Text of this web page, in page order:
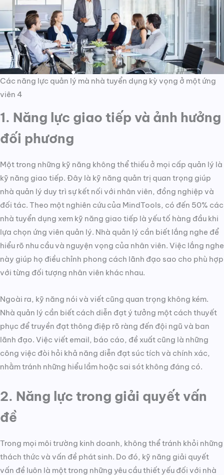
Các năng lực quản lý mà nhà tuyển dụng kỳ vọng ở một ứng
viên 4
1. Năng lực giao tiếp và ảnh hưởng
đối phương
Một trong những kỹ năng không thể thiếu ở mọi cấp quản lý là
kỹ năng giao tiếp. Đây là kỹ năng quản trị quan trọng giúp
nhà quản lý duy trì sự kết nối với nhân viên, đồng nghiệp và
đối tác. Theo một nghiên cứu của MindTools, có đến 50% các
nhà tuyển dụng xem kỹ năng giao tiếp là yếu tố hàng đầu khi
lựa chọn ứng viên quản lý. Nhà quản lý cần biết lắng nghe để
hiểu rõ nhu cầu và nguyện vọng của nhân viên. Việc lắng nghe
này giúp họ điều chỉnh phong cách lãnh đạo sao cho phù hợp
với từng đối tượng nhân viên khác nhau.
Ngoài ra, kỹ năng nói và viết cũng quan trọng không kém.
Nhà quản lý cần biết cách diễn đạt ý tưởng một cách thuyết
phục để truyền đạt thông điệp rõ ràng đến đội ngũ và ban
lãnh đạo. Việc viết email, báo cáo, đề xuất cũng là những
công việc đòi hỏi khả năng diễn đạt súc tích và chính xác,
nhằm tránh những hiểu lầm hoặc sai sót không đáng có.
2. Năng lực trong giải quyết vấn
đề
Trong mọi môi trường kinh doanh, không thể tránh khỏi những
thách thức và vấn đề phát sinh. Do đó, kỹ năng giải quyết
vấn đề luôn là một trong những yêu cầu thiết yếu đối với nhà